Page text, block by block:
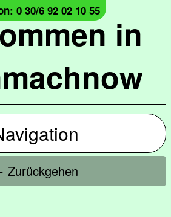
in
0 30/6 92 02 10 55
Zurückgehen